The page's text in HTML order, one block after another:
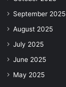
September 2025
August 2025
July 2025
June 2025
May 2025